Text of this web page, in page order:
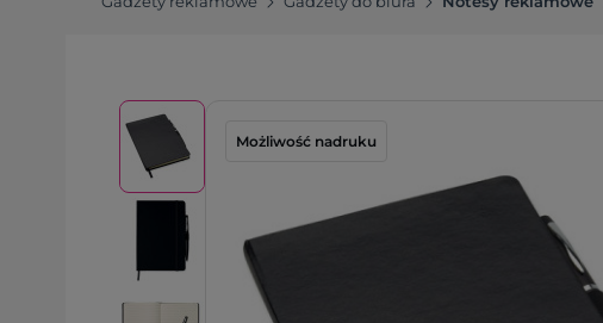
Możliwość nadruku